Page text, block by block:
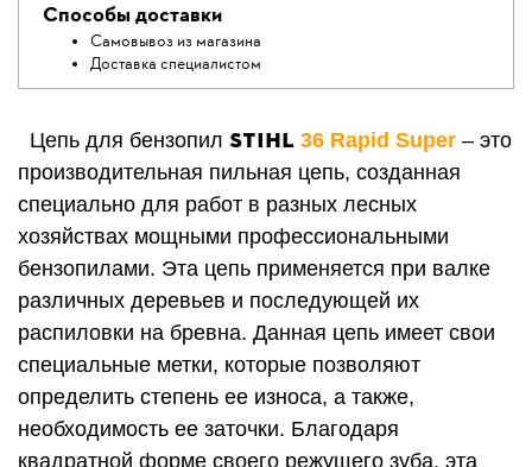
Способы доставки
Самовывоз из магазина
Доставка специалистом
Цепь для бензопил STIHL 36 Rapid Super – это
производительная пильная цепь, созданная
специально для работ в разных лесных
хозяйствах мощными профессиональными
бензопилами. Эта цепь применяется при валке
различных деревьев и последующей их
распиловки на бревна. Данная цепь имеет свои
специальные метки, которые позволяют
определить степень ее износа, а также,
необходимость ее заточки. Благодаря
квадратной форме своего режущего зуба, эта